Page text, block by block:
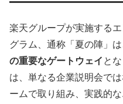
楽天グループが実施する
グラム、通称「夏の陣」
の重要なゲートウェイ と
は、単なる企業説明会で
ームで取り組み、実践的